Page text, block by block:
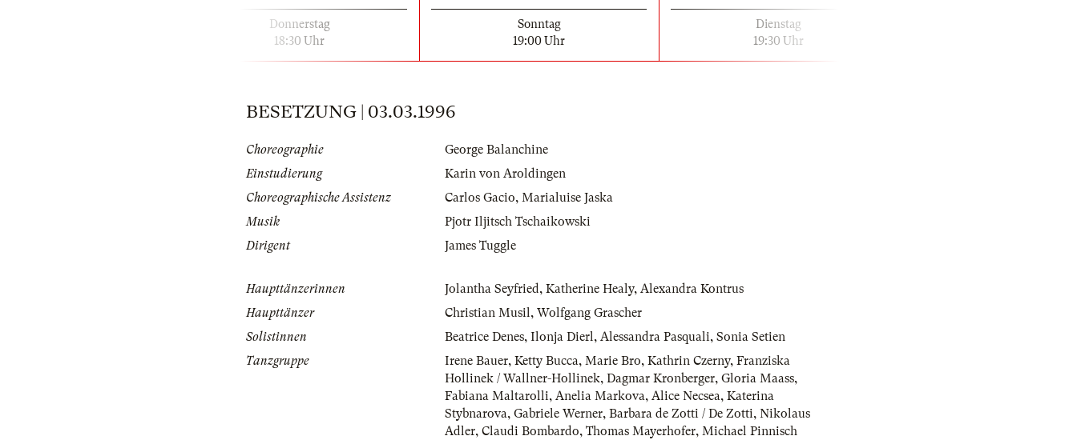
Donnerstag
18:30 Uhr
Sonntag
19:00 Uhr
Dienstag
19:30 Uhr
BESETZUNG | 03.03.1996
Choreographie
George Balanchine
Einstudierung
Karin von Aroldingen
Choreographische Assistenz
Carlos Gacio, Marialuise Jaska
Musik
Pjotr Iljitsch Tschaikowski
Dirigent
James Tuggle
Haupttänzerinnen Jolantha Seyfried, Katherine Healy, Alexandra Kontrus
Haupttänzer
Christian Musil, Wolfgang Grascher
Solistinnen
Beatrice Denes, Ilonja Dierl, Alessandra Pasquali, Sonia Setien
Tanzgruppe
Irene Bauer, Ketty Bucca, Marie Bro, Kathrin Czerny, Franziska
Hollinek / Wallner-Hollinek, Dagmar Kronberger, Gloria Maass,
Fabiana Maltarolli, Anelia Markova, Alice Necsea, Katerina
Stybnarova, Gabriele Werner, Barbara de Zotti / De Zotti, Nikolaus
Adler, Claudi Bombardo, Thomas Mayerhofer, Michael Pinnisch